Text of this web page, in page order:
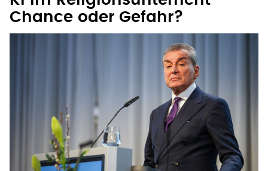
ABSAGE VON FRIEDMAN-AUFTRITT
Knobloch und Spaenle